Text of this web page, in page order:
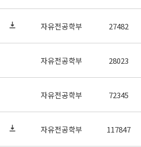
자유전공학부 27482
자유전공학부 28023
자유전공학부 72345
자유전공학부 117847